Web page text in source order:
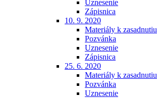
Uznesenie
Zápisnica
10. 9. 2020
Materiály k zasadnutiu
Pozvánka
Uznesenie
Zápisnica
25. 6. 2020
Materiály k zasadnutiu
Pozvánka
Uznesenie